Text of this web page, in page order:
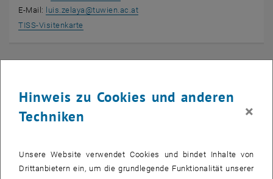
E-Mail: luis.zelaya @tuwien.ac.at
TISS-Visitenkarte, öffnet eine externe URL in einem neuen Fenster
Hinweis zu Cookies und anderen
Techniken
×
Unsere Website verwendet Cookies und bindet Inhalte von
Drittanbietern ein, um die grundlegende Funktionalität unserer